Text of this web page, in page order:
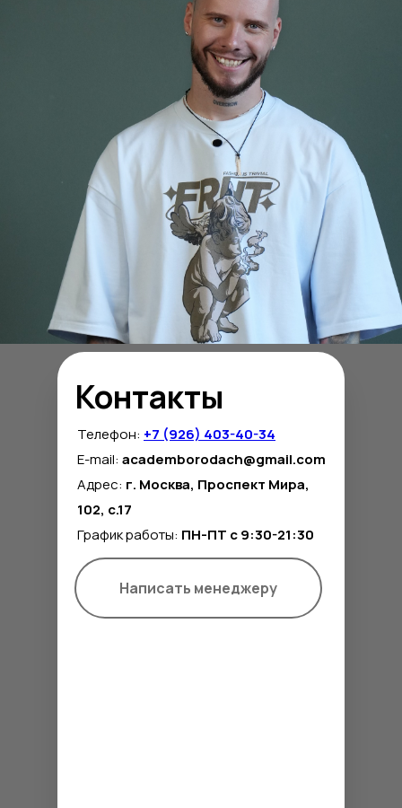
Контакты
Телефон: +7 (926) 403-40-34
E-mail: academborodach@gmail.com
Адрес: г. Москва, Проспект Мира,
102, с.17
График работы: ПН-ПТ с 9:30-21:30
Написать менеджеру